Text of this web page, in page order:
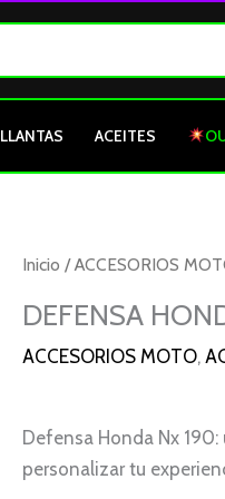
LLANTAS ACEITES
Inicio /ACCESORIOS
DEFENSA
ACCESORIOS MOTO,
Defensa Honda Nx
personalizar tu